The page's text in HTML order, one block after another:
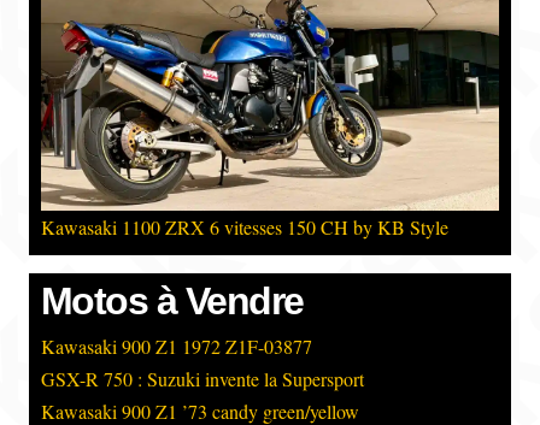
Kawasaki 1100 ZRX 6 vitesses 150 CH by KB Style
Motos à Vendre
Kawasaki 900 Z1 1972 Z1F-03877
GSX-R 750 : Suzuki invente la Supersport
Kawasaki 900 Z1 ’73 candy green/yellow